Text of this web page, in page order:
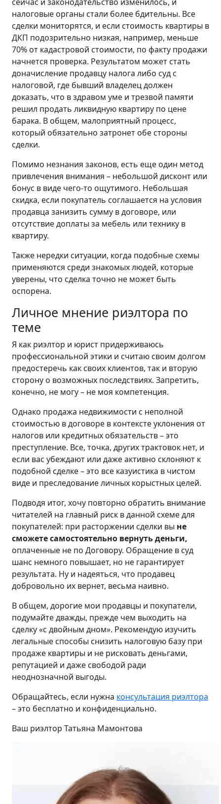
налоговые органы стали более бдительны. Все
сделки мониторятся, и если стоимость квартиры в
ДКП подозрительно низкая, например, меньше
70% от кадастровой стоимости, по факту продажи
начнется проверка. Результатом может стать
доначисление продавцу налога либо суд с
налоговой, где бывший владелец должен
доказать, что в здравом уме и трезвой памяти
решил продать ликвидную квартиру по цене
барака. В общем, малоприятный процесс,
который обязательно затронет обе стороны
сделки.
Помимо незнания законов, есть еще один метод
привлечения внимания – небольшой дисконт или
бонус в виде чего-то ощутимого. Небольшая
скидка, если покупатель соглашается на условия
продавца занизить сумму в договоре, или
отсутствие доплаты за мебель или технику в
квартиру.
Также нередки ситуации, когда подобные схемы
применяются среди знакомых людей, которые
уверены, что сделка точно не может быть
оспорена.
Личное мнение риэлтора по
теме
Я как риэлтор и юрист придерживаюсь
профессиональной этики и считаю своим долгом
предостеречь как своих клиентов, так и вторую
сторону о возможных последствиях. Запретить,
конечно, не могу – не моя компетенция.
Однако продажа недвижимости с неполной
стоимостью в договоре в контексте уклонения от
налогов или кредитных обязательств – это
преступление. Все, точка, других трактовок нет, и
если вас убеждают или даже активно склоняют к
подобной сделке – это все казуистика в чистом
виде и преследование личных корыстных целей.
Подводя итог, хочу повторно обратить внимание
читателей на главный риск в данной схеме для
покупателей: при расторжении сделки вы не
сможете самостоятельно вернуть деньги,
оплаченные не по Договору. Обращение в суд
шанс немного повышает, но не гарантирует
результата. Ну и надеяться, что продавец
добровольно их вернет, весьма наивно.
В общем, дорогие мои продавцы и покупатели,
подумайте дважды, прежде чем выходить на
сделку «с двойным дном». Рекомендую изучить
легальные способы снизить налоговую базу при
продаже квартиры и не рисковать деньгами,
репутацией и даже свободой ради
неоднозначной выгоды.
Обращайтесь, если нужна консультация риэлтора
– это бесплатно и конфиденциально.
Ваш риэлтор Татьяна Мамонтова